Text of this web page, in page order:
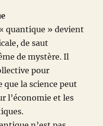
quantique » devient
de saut
de mystère. Il
pour
la science peut
l’économie et les